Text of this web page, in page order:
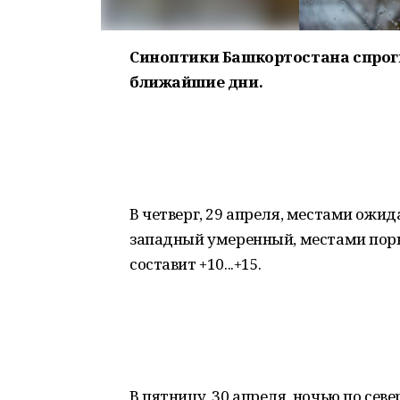
Синоптики Башкортостана
ближайшие дни.
В четверг, 29 апреля, местами
западный умеренный, местами
составит +10...+15.